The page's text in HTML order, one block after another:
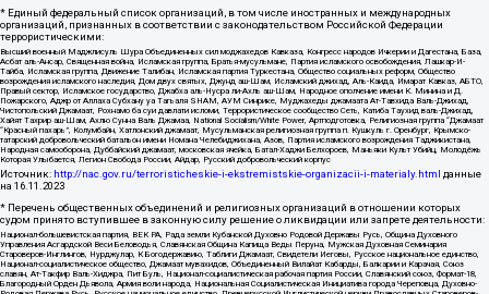
* Единый федеральный список организаций, в том числе иностранных и международных
организаций, признанных в соответствии с законодательством Российской Федерации
террористическими:
Высший военный Маджлисуль Шура Объединенных сил моджахедов Кавказа, Конгресс народов Ичкерии и Дагестана, База,
Асбат аль-Ансар, Священная война, Исламская группа, Братья-мусульмане, Партия исламского освобождения, Лашкар-И-
Тайба, Исламская группа, Движение Талибан, Исламская партия Туркестана, Общество социальных реформ, Общество
возрождения исламского наследия, Дом двух святых, Джунд аш-Шам, Исламский джихад, Аль-Каида, Имарат Кавказ, АБТО,
Правый сектор, Исламское государство, Джабха аль-Нусра ли-Ахль аш-Шам, Народное ополчение имени К. Минина и Д.
Пожарского, Аджр от Аллаха Субхану уа Тагьаля SHAM, АУМ Синрике, Муджахеды джамаата Ат-Тавхида Валь-Джихад,
Чистопольский Джамаат, Рохнамо ба суи давлати исломи, Террористическое сообщество Сеть, Катиба Таухид валь-Джихад,
Хайят Тахрир аш-Шам, Ахлю Сунна Валь Джамаа, National Socialism/White Power, Артподготовка, Религиозная группа “Джамаат
“Красный пахарь”, Колумбайн, Хатлонский джамаат, Мусульманская религиозная группа п. Кушкуль г. Оренбург, Крымско-
татарский добровольческий батальон имени Номана Челебиджихана, Азов, Партия исламского возрождения Таджикистана,
Народная самооборона, Дуббайский джамаат, московская ячейка, Батал-Хаджи Белхороев, Маньяки Культ Убийц, Молодёжь
Которая Улыбается, Легион Свобода России, Айдар, Русский добровольческий корпус
Источник: http://nac.gov.ru/terroristicheskie-i-ekstremistskie-organizacii-i-materialy.html данные
на 16.11.2023
* Перечень общественных объединений и религиозных организаций в отношении которых
судом принято вступившее в законную силу решение о ликвидации или запрете деятельности:
Национал-большевистская партия, ВЕК РА, Рада земли Кубанской Духовно Родовой Державы Русь, Община Духовного
Управления Асгардской Веси Беловодья, Славянская Община Капища Веды Перуна, Мужская Духовная Семинария
Староверов-Инглингов, Нурджулар, К Богодержавию, Таблиги Джамаат, Свидетели Иеговы, Русское национальное единство,
Национал-социалистическое общество, Джамаат мувахидов, Объединенный Вилайат Кабарды, Балкарии и Карачая, Союз
славян, Ат-Такфир Валь-Хиджра, Пит Буль, Национал-социалистическая рабочая партия России, Славянский союз, Формат-18,
Благородный Орден Дьявола, Армия воли народа, Национальная Социалистическая Инициатива города Череповца, Духовно-